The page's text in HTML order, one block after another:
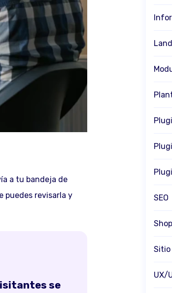
a tu bandeja de
puedes revisarla y
se
SEO
Sitio
UX/